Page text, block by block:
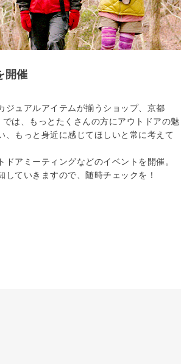
開催
ジュアルアイテムが揃うショップ、京都
では、もっとたくさんの方にアウトドアの魅
、もっと身近に感じてほしいと常に考えて
ドアミーティングなどのイベントを開催。
していきますので、随時チェックを！